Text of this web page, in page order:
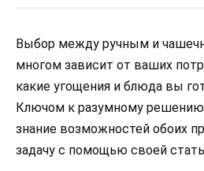
Выбор между ручным и
многом зависит от ваших
какие угощения и блюда вы
Ключом к разумному решению
знание возможностей обоих
задачу с помощью своей